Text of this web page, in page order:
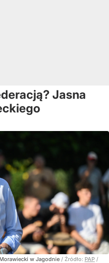
Jasna
w Jagodnie / Źródło: PAP /